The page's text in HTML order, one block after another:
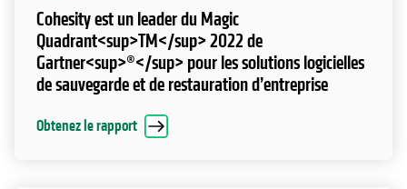
Cohesity est un leader du Magic
Quadrant<sup>TM</sup> 2022 de
Gartner<sup>®</sup> pour les solutions logicielles
de sauvegarde et de restauration d’entreprise
Obtenez le rapport